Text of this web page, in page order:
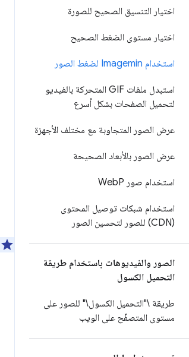
اختيار التنسيق الصحيح للصورة
اختيار مستوى الضغط الصحيح
استخدام Imagemin لضغط الصور
استبدل ملفات GIF المتحركة بالفيديو
لتحميل الصفحات بشكل أسرع
عرض الصور المتجاوبة مع مختلف الأجهزة
عرض الصور بالأبعاد الصحيحة
استخدام صور Web P
استخدام شبكات توصيل المحتوى
(CDN) للصور لتحسين الصور
الصور والفيديوهات باستخدام طريقة
التحميل الكسول
طريقة \"التحميل الكسول\" للصور على
مستوى المتصفّح على الويب